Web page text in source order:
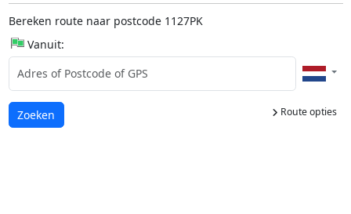
Bereken route naar postcode 1127PK
Vanuit:
Route opties
Laden...
Zoeken